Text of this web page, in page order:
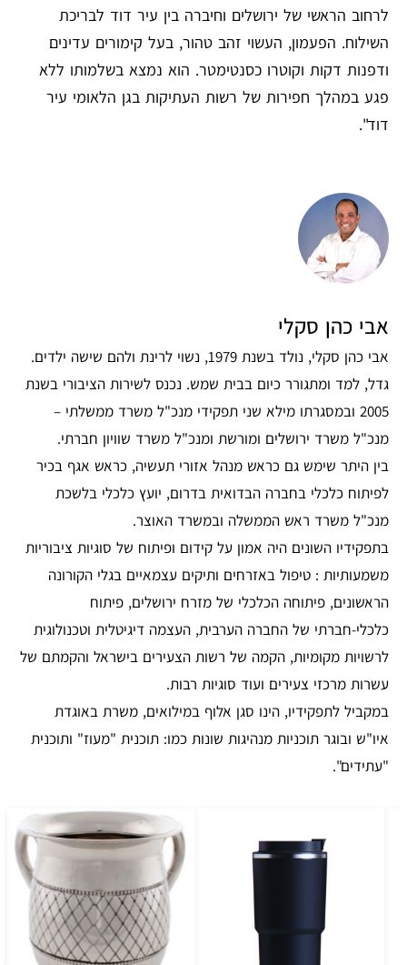
לרחוב הראשי של ירושלים וחיברה בין עיר דוד לבריכת
השילוח. הפעמון, העשוי זהב טהור, בעל קימורים עדינים
ודפנות דקות וקוטרו כסנטימטר. הוא נמצא בשלמותו ללא
פגע במהלך חפירות של רשות העתיקות בגן הלאומי עיר
דוד".
אבי כהן סקלי
אבי כהן סקלי, נולד בשנת 1979, נשוי לרינת ולהם שישה ילדים.
גדל, למד ומתגורר כיום בבית שמש. נכנס לשירות הציבורי בשנת
2005 ובמסגרתו מילא שני תפקידי מנכ"ל משרד ממשלתי –
מנכ"ל משרד ירושלים ומורשת ומנכ"ל משרד שוויון חברתי.
בין היתר שימש גם כראש מנהל אזורי תעשיה, כראש אגף בכיר
לפיתוח כלכלי בחברה הבדואית בדרום, יועץ כלכלי בלשכת
מנכ"ל משרד ראש הממשלה ובמשרד האוצר.
בתפקידיו השונים היה אמון על קידום ופיתוח של סוגיות ציבוריות
משמעותיות : טיפול באזרחים ותיקים עצמאיים בגלי הקורונה
הראשונים, פיתוחה הכלכלי של מזרח ירושלים, פיתוח
כלכלי-חברתי של החברה הערבית, העצמה דיגיטלית וטכנולוגית
לרשויות מקומיות, הקמה של רשות הצעירים בישראל והקמתם של
עשרות מרכזי צעירים ועוד סוגיות רבות.
במקביל לתפקידיו, הינו סגן אלוף במילואים, משרת באוגדת
איו"ש ובוגר תוכניות מנהיגות שונות כמו: תוכנית "מעוז" ותוכנית
"עתידים".